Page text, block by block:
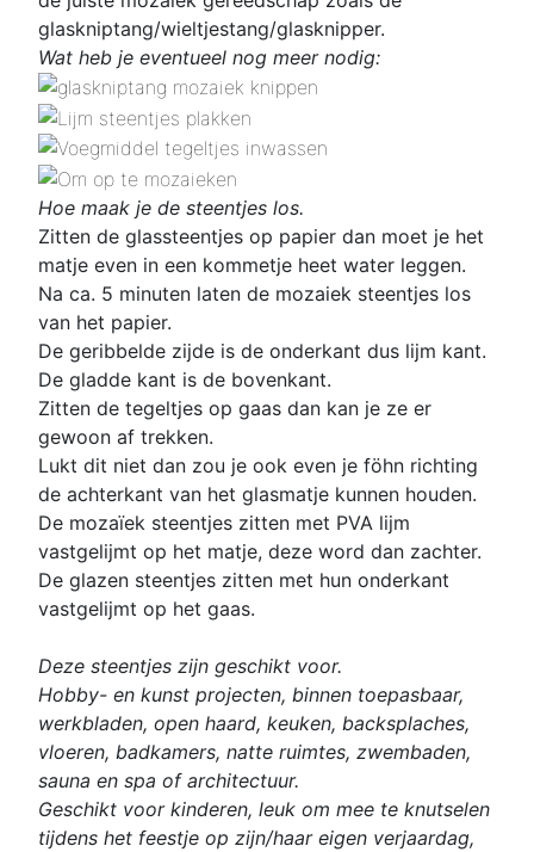
glaskniptang/wieltjestang/glasknipper.
Wat heb je eventueel nog meer nodig:
Hoe maak je de steentjes los.
Zitten de glassteentjes op papier dan moet je het
matje even in een kommetje heet water leggen.
Na ca. 5 minuten laten de mozaiek steentjes los
van het papier.
De geribbelde zijde is de onderkant dus lijm kant.
De gladde kant is de bovenkant.
Zitten de tegeltjes op gaas dan kan je ze er
gewoon af trekken.
Lukt dit niet dan zou je ook even je föhn richting
de achterkant van het glasmatje kunnen houden.
De mozaïek steentjes zitten met PVA lijm
vastgelijmt op het matje, deze word dan zachter.
De glazen steentjes zitten met hun onderkant
vastgelijmt op het gaas.
Deze steentjes zijn geschikt voor.
Hobby- en kunst projecten, binnen toepasbaar,
werkbladen, open haard, keuken, backsplaches,
vloeren, badkamers, natte ruimtes, zwembaden,
sauna en spa of architectuur.
Geschikt voor kinderen, leuk om mee te knutselen
tijdens het feestje op zijn/haar eigen verjaardag,